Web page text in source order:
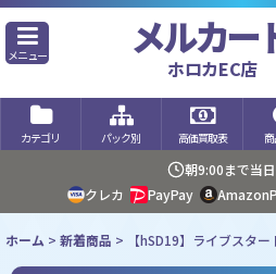
メニュー メルカー
ホロカEC店
カテゴリ パック別 高価買取表
朝9:00まで当
クレカ
PayPay
ホーム > 新着商品 > 【hSD19】ライブスタ